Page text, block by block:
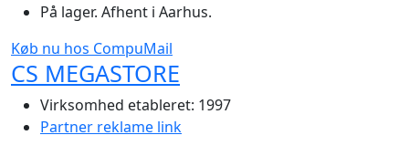
På lager. Afhent i Aarhus.
Køb nu hos CompuMail
CS MEGASTORE
Virksomhed etableret: 1997
Partner reklame link